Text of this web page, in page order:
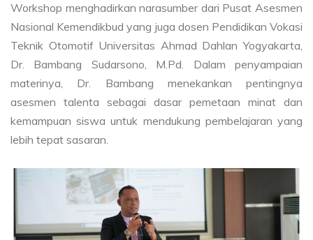
Workshop menghadirkan narasumber dari Pusat Asesmen
Nasional Kemendikbud yang juga dosen Pendidikan Vokasi
Teknik Otomotif Universitas Ahmad Dahlan Yogyakarta,
Dr. Bambang Sudarsono, M.Pd. Dalam penyampaian
materinya, Dr. Bambang menekankan pentingnya
asesmen talenta sebagai dasar pemetaan minat dan
kemampuan siswa untuk mendukung pembelajaran yang
lebih tepat sasaran.